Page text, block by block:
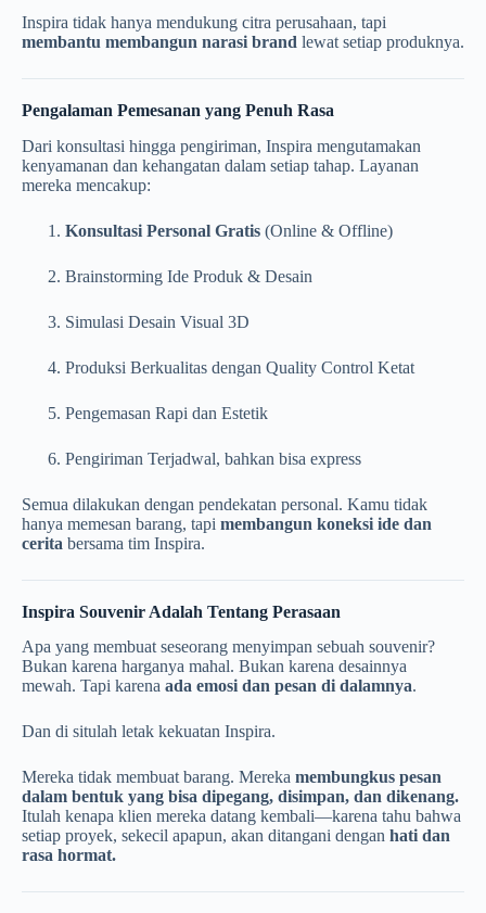
Inspira tidak hanya mendukung citra perusahaan, tapi
membantu membangun narasi brand lewat setiap produknya.
Pengalaman Pemesanan yang Penuh Rasa
Dari konsultasi hingga pengiriman, Inspira mengutamakan
kenyamanan dan kehangatan dalam setiap tahap. Layanan
mereka mencakup:
Konsultasi Personal Gratis (Online & Offline)
Brainstorming Ide Produk & Desain
Simulasi Desain Visual 3D
Produksi Berkualitas dengan Quality Control Ketat
Pengemasan Rapi dan Estetik
Pengiriman Terjadwal, bahkan bisa express
Semua dilakukan dengan pendekatan personal. Kamu tidak
hanya memesan barang, tapi membangun koneksi ide dan
cerita bersama tim Inspira.
Inspira Souvenir Adalah Tentang Perasaan
Apa yang membuat seseorang menyimpan sebuah souvenir?
Bukan karena harganya mahal. Bukan karena desainnya
mewah. Tapi karena ada emosi dan pesan di dalamnya.
Dan di situlah letak kekuatan Inspira.
Mereka tidak membuat barang. Mereka membungkus pesan
dalam bentuk yang bisa dipegang, disimpan, dan dikenang.
Itulah kenapa klien mereka datang kembali—karena tahu bahwa
setiap proyek, sekecil apapun, akan ditangani dengan hati dan
rasa hormat.